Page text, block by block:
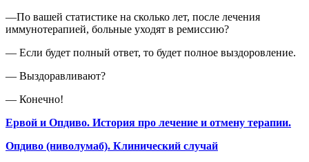
—По вашей статистике на сколько лет, после лечения
иммунотерапией, больные уходят в ремиссию?
— Если будет полный ответ, то будет полное выздоровление.
— Выздоравливают?
— Конечно!
Ервой и Опдиво. История про лечение и отмену терапии.
Опдиво (ниволумаб). Клинический случай